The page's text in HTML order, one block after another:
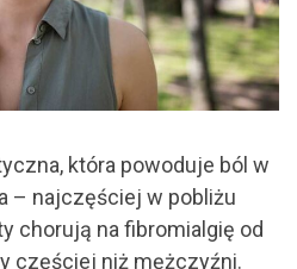
która powoduje ból w
– najczęściej w pobliżu
chorują na fibromialgię od
częściej niż mężczyźni.